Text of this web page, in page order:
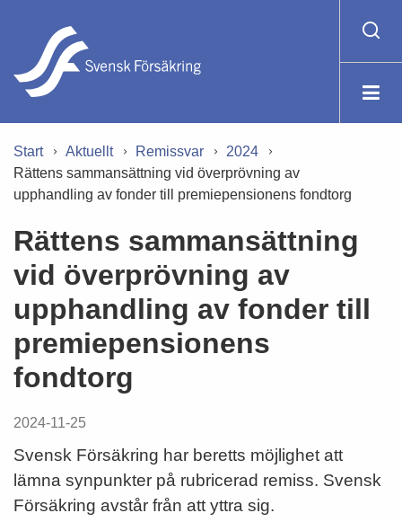
Start Aktuellt Remissvar
2024
Rättens sammansättning vid överprövning av
upphandling av fonder till premiepensionens fondtorg
Rättens sammansättning
vid överprövning av
upphandling av fonder till
premiepensionens
fondtorg
2024-11-25
Svensk Försäkring har beretts möjlighet att
lämna synpunkter på rubricerad remiss. Svensk
Försäkring avstår från att yttra sig.